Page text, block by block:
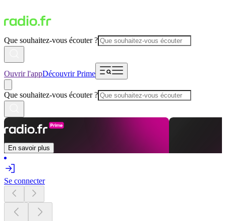
Que souhaitez-vous écouter ?
Ouvrir l'appDécouvrir Prime
Que souhaitez-vous écouter ?
En savoir plus
Se connecter